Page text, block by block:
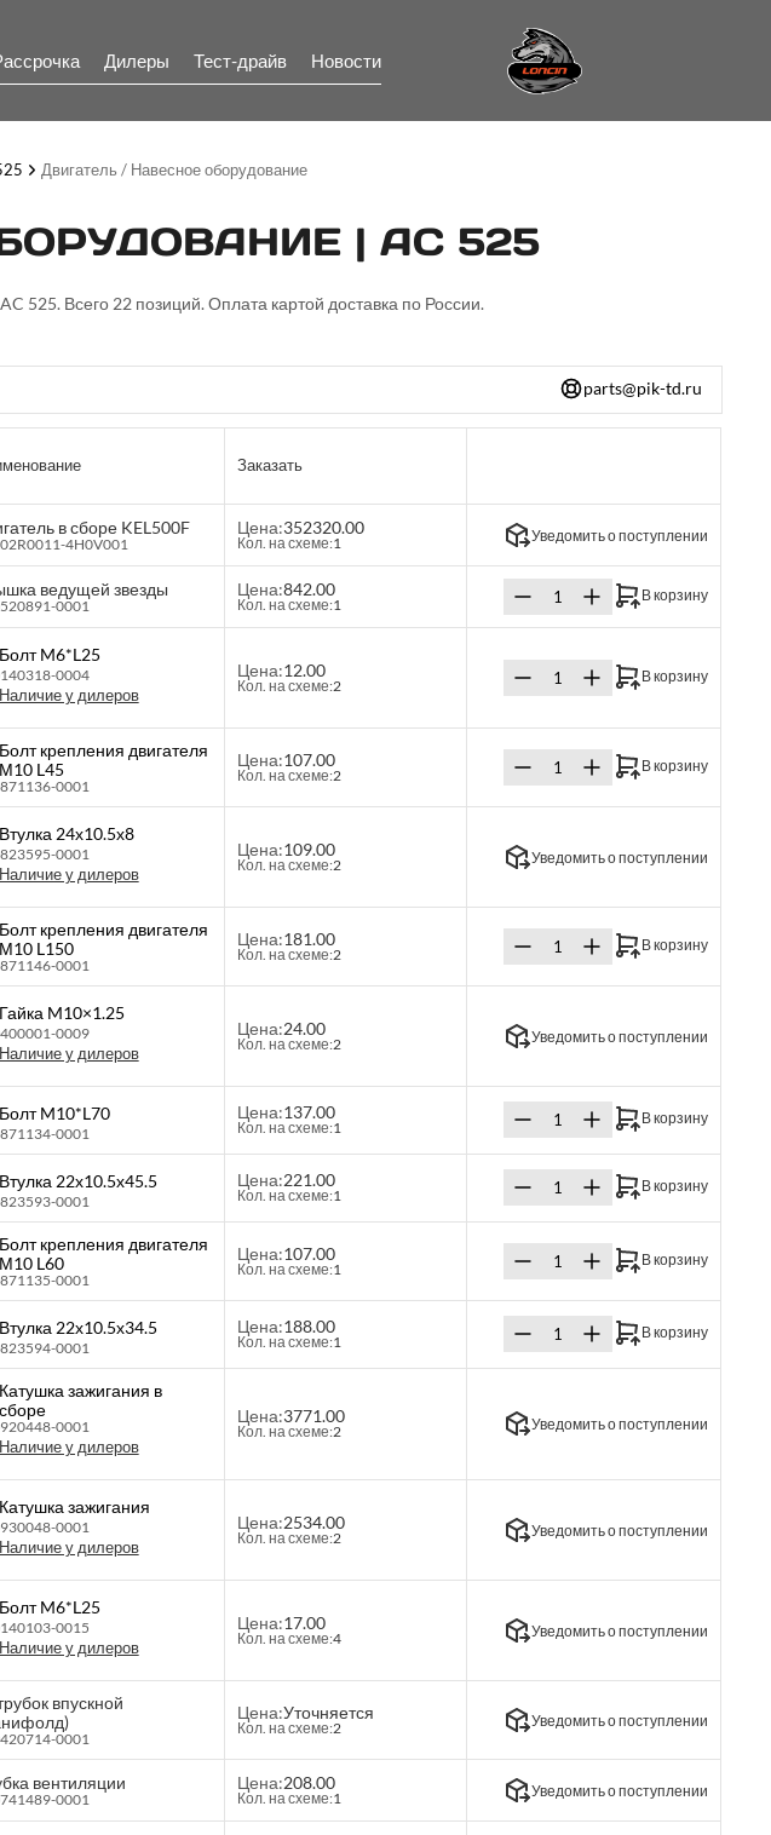
Дилеры Тест-драйв Новости
Двигатель / Навесное оборудование
| AC 525
525. Всего 22 позиций. Оплата картой доставка по России.
parts@pik-td.ru
Заказать
в сборе KEL500F
4H0V001
Цена:352320.00
Кол. на схеме:1 Уведомить о поступлении
ведущей звезды
0001
Цена:842.00
Кол. на схеме:1
В корзину
Болт M6*L25
0004
Наличие у дилеров
Цена:12.00
Кол. на схеме:2
В корзину
Болт крепления двигателя
М10 L45
0001
Цена:107.00
Кол. на схеме:2
В корзину
Втулка 24х10.5х8
0001
Наличие у дилеров
Цена:109.00
Кол. на схеме:2 Уведомить о поступлении
Болт крепления двигателя
М10 L150
0001
Цена:181.00
Кол. на схеме:2
В корзину
Гайка M10×1.25
0009
Наличие у дилеров
Цена:24.00
Кол. на схеме:2 Уведомить о поступлении
Болт M10*L70
0001
Цена:137.00
Кол. на схеме:1
В корзину
Втулка 22х10.5х45.5
0001
Цена:221.00
Кол. на схеме:1
В корзину
Болт крепления двигателя
М10 L60
0001
Цена:107.00
Кол. на схеме:1
В корзину
Втулка 22х10.5х34.5
0001
Цена:188.00
Кол. на схеме:1
В корзину
Катушка зажигания в
сборе
0001
Наличие у дилеров
Цена:3771.00
Кол. на схеме:2 Уведомить о поступлении
Катушка зажигания
0001
Наличие у дилеров
Цена:2534.00
Кол. на схеме:2 Уведомить о поступлении
Болт M6*L25
0015
Наличие у дилеров
Цена:17.00
Кол. на схеме:4 Уведомить о поступлении
впускной
0001
Цена:Уточняется
Кол. на схеме:2 Уведомить о поступлении
вентиляции
0001
Цена:208.00
Кол. на схеме:1 Уведомить о поступлении